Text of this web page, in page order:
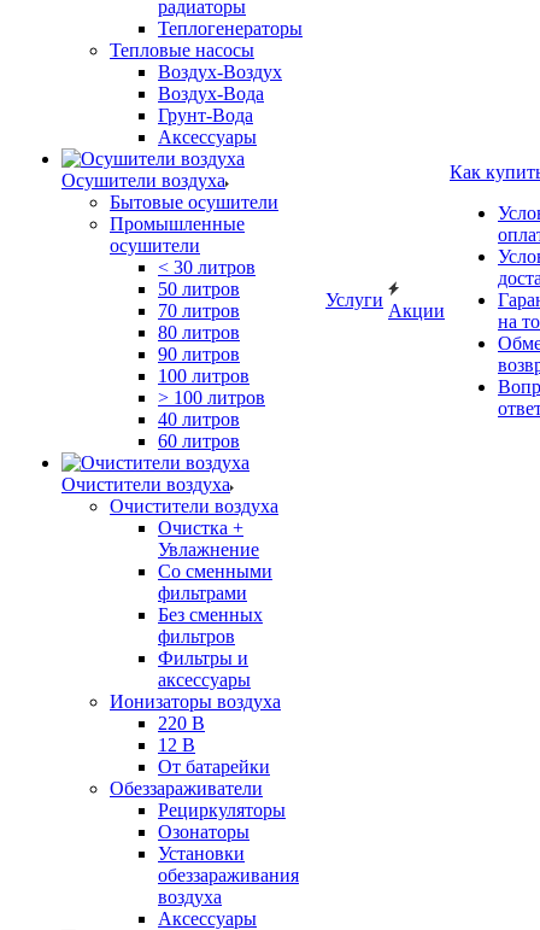
радиаторы
Теплогенераторы
Тепловые насосы
Воздух-Воздух
Воздух-Вода
Грунт-Вода
Аксессуары
Осушители воздуха
Бытовые осушители
Промышленные
осушители
< 30 литров
50 литров
70 литров
80 литров
90 литров
100 литров
> 100 литров
40 литров
60 литров
Очистители воздуха
Очистители воздуха
Очистка +
Увлажнение
Cо сменными
фильтрами
Без сменных
фильтров
Фильтры и
аксессуары
Ионизаторы воздуха
220 В
12 В
От батарейки
Обеззараживатели
Рециркуляторы
Озонаторы
Установки
обеззараживания
воздуха
Аксессуары
Услуги
Акции
Как
на